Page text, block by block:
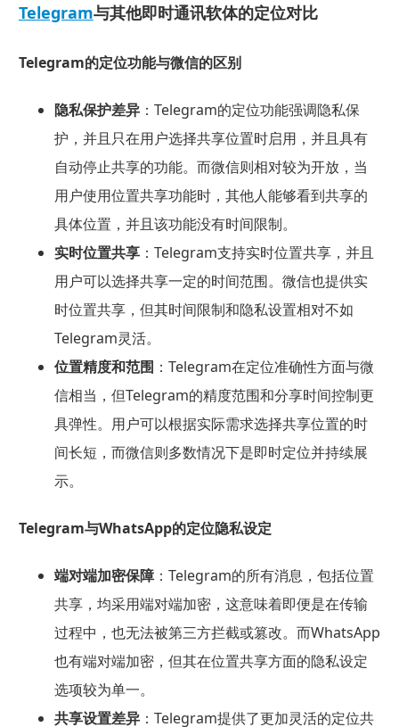
Telegram与其他即时通讯软体的定位对比
Telegram的定位功能与微信的区别
隐私保护差异：Telegram的定位功能强调隐私保
护，并且只在用户选择共享位置时启用，并且具有
自动停止共享的功能。而微信则相对较为开放，当
用户使用位置共享功能时，其他人能够看到共享的
具体位置，并且该功能没有时间限制。
实时位置共享：Telegram支持实时位置共享，并且
用户可以选择共享一定的时间范围。微信也提供实
时位置共享，但其时间限制和隐私设置相对不如
Telegram灵活。
位置精度和范围 ：Telegram在定位准确性方面与微
信相当，但Telegram的精度范围和分享时间控制更
具弹性。用户可以根据实际需求选择共享位置的时
间长短，而微信则多数情况下是即时定位并持续展
示。
Telegram与WhatsApp的定位隐私设定
端对端加密保障：Telegram的所有消息，包括位置
共享，均采用端对端加密，这意味着即便是在传输
过程中，也无法被第三方拦截或篡改。而WhatsApp
也有端对端加密，但其在位置共享方面的隐私设定
选项较为单一。
共享设置差异：Telegram提供了更加灵活的定位共